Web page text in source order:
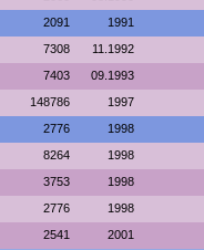
2091 1991
7308 11.1992
7403 09.1993
148786 1997
2776 1998
8264 1998
3753 1998
2776 1998
2541 2001